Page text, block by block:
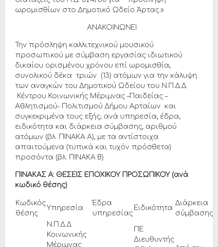
ωρομισθίων στο Δημοτικό Ωδείο Άρτας.»
ΑΝΑΚΟΙΝΩΝΕΙ
Την πρόσληψη καλλιτεχνικού μουσικού
προσωπικού με σύμβαση εργασίας ιδιωτικού
δικαίου ορισμένου χρόνου επί ωρομισθία,
συνολικού δέκα τριών (13) ατόμων για την κάλυψη
των αναγκών του Δημοτικού Ωδείου του Ν.Π.Δ.Δ
Κέντρου Κοινωνικής Μέριμνας –Παιδείας –
Αθλητισμού- Πολιτισμού Δήμου Αρταίων και
συγκεκριμένα τους εξής, ανά υπηρεσία, έδρα,
ειδικότητα και διάρκεια σύμβασης, αριθμού
ατόμων (βλ. ΠΙΝΑΚΑ Α), με τα αντίστοιχα
απαιτούμενα (τυπικά και τυχόν πρόσθετα)
προσόντα (βλ. ΠΙΝΑΚΑ Β)
ΠΙΝΑΚΑΣ Α: ΘΕΣΕΙΣ ΕΠΟΧΙΚΟΥ ΠΡΟΣΩΠΙΚΟΥ (ανά
κωδικό θέσης)
Κωδικός
θέσης
Υπηρεσία
Έδρα
υπηρεσίας
Ειδικότητα
Διάρκεια
σύμβασης
Ν.Π.Δ.Δ
Κοινωνικής
Μέριμνας
ΠΕ
Διευθυντής